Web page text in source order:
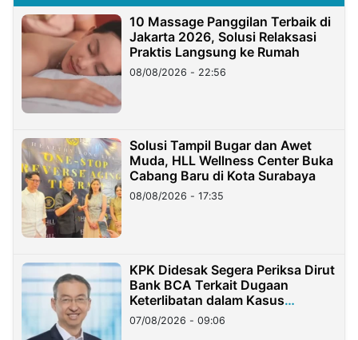
10 Massage Panggilan Terbaik di
Jakarta 2026, Solusi Relaksasi
Praktis Langsung ke Rumah
08/08/2026 - 22:56
Solusi Tampil Bugar dan Awet
Muda, HLL Wellness Center Buka
Cabang Baru di Kota Surabaya
08/08/2026 - 17:35
KPK Didesak Segera Periksa Dirut
Bank BCA Terkait Dugaan
Keterlibatan dalam Kasus
Hilangnya Dana Nasabah Rp2,58
Miliar
07/08/2026 - 09:06